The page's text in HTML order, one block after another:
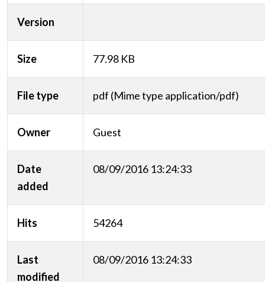
Version
Size 77.98 KB
File type pdf (Mime type application/pdf)
Owner Guest
Date
added
08/09/2016 13:24:33
Hits 54264
Last
modified
08/09/2016 13:24:33